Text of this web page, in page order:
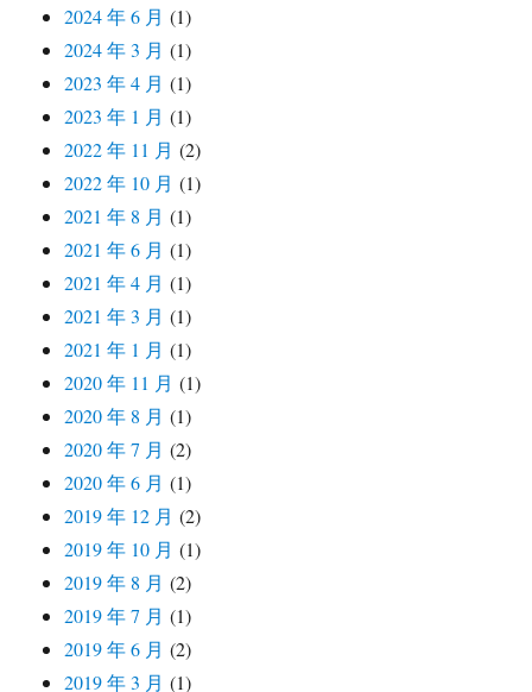
2024 年 6 月 (1)
2024 年 3 月 (1)
2023 年 4 月 (1)
2023 年 1 月 (1)
2022 年 11 月 (2)
2022 年 10 月 (1)
2021 年 8 月 (1)
2021 年 6 月 (1)
2021 年 4 月 (1)
2021 年 3 月 (1)
2021 年 1 月 (1)
2020 年 11 月 (1)
2020 年 8 月 (1)
2020 年 7 月 (2)
2020 年 6 月 (1)
2019 年 12 月 (2)
2019 年 10 月 (1)
2019 年 8 月 (2)
2019 年 7 月 (1)
2019 年 6 月 (2)
2019 年 3 月 (1)